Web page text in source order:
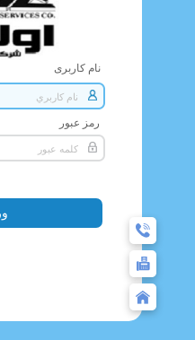
نام کاربری
رمز عبور